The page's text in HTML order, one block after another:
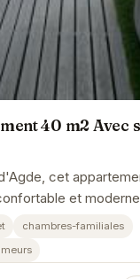
40 m2 Avec
cet
et
est un véritable
chambres-familiales